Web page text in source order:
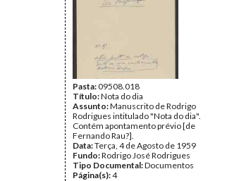
Pasta:09508.018
Título:Nota do dia
Assunto:Manuscrito de Rodrigo
Rodrigues intitulado "Nota do dia".
Contém apontamento prévio [de
Fernando Rau?].
Data:Terça, 4 de Agosto de 1959
Fundo:Rodrigo José Rodrigues
Tipo Documental:Documentos
Página(s):4